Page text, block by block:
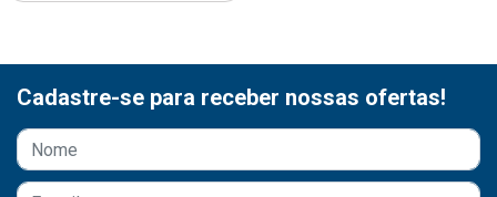
Cadastre-se para receber nossas ofertas!